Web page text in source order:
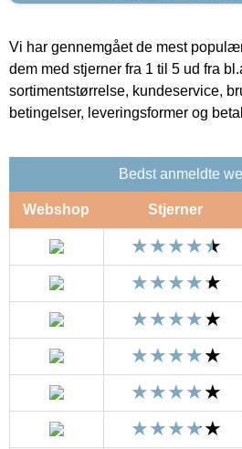
Vi har gennemgået de mest
dem med stjerner fra 1 til 5 ud fra
sortimentstørrelse, kundeservice,
betingelser, leveringsformer og
Bedst anmeldte
Webshop Stjerner